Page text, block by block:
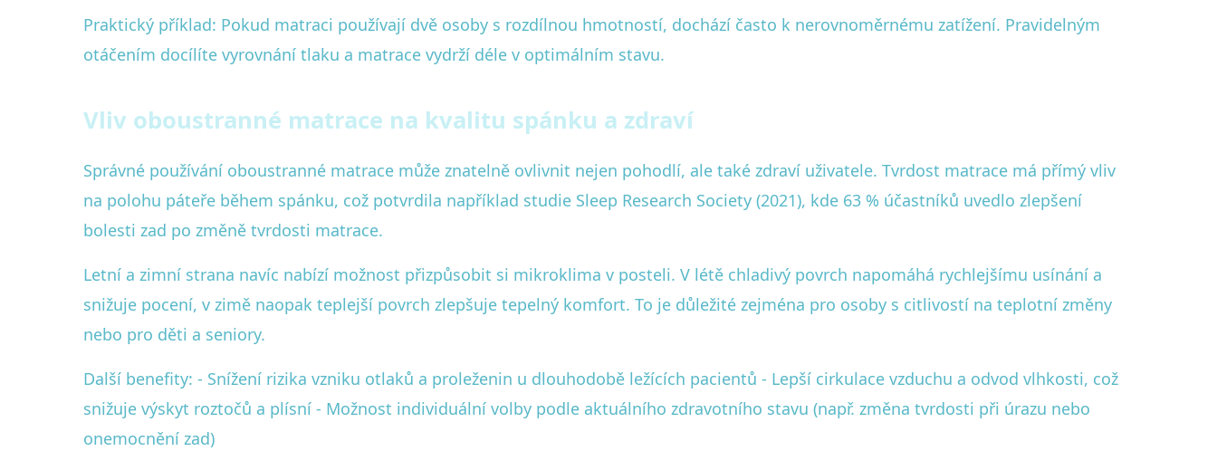
Praktický příklad: Pokud matraci používají dvě osoby s rozdílnou hmotností, dochází často k nerovnoměrnému zatížení. Pravidelným
otáčením docílíte vyrovnání tlaku a matrace vydrží déle v optimálním stavu.
Vliv oboustranné matrace na kvalitu spánku a zdraví
Správné používání oboustranné matrace může znatelně ovlivnit nejen pohodlí, ale také zdraví uživatele. Tvrdost matrace má přímý vliv
na polohu páteře během spánku, což potvrdila například studie Sleep Research Society (2021), kde 63 % účastníků uvedlo zlepšení
bolesti zad po změně tvrdosti matrace.
Letní a zimní strana navíc nabízí možnost přizpůsobit si mikroklima v posteli. V létě chladivý povrch napomáhá rychlejšímu usínání a
snižuje pocení, v zimě naopak teplejší povrch zlepšuje tepelný komfort. To je důležité zejména pro osoby s citlivostí na teplotní změny
nebo pro děti a seniory.
Další benefity: - Snížení rizika vzniku otlaků a proleženin u dlouhodobě ležících pacientů - Lepší cirkulace vzduchu a odvod vlhkosti, což
snižuje výskyt roztočů a plísní - Možnost individuální volby podle aktuálního zdravotního stavu (např. změna tvrdosti při úrazu nebo
onemocnění zad)